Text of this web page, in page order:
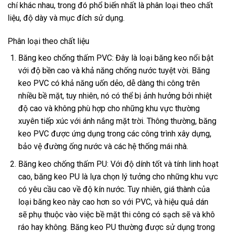
chí khác nhau, trong đó phổ biến nhất là phân loại theo chất
liệu, độ dày và mục đích sử dụng.
Phân loại theo chất liệu
Băng keo chống thấm PVC: Đây là loại băng keo nổi bật
với độ bền cao và khả năng chống nước tuyệt vời. Băng
keo PVC có khả năng uốn dẻo, dễ dàng thi công trên
nhiều bề mặt, tuy nhiên, nó có thể bị ảnh hưởng bởi nhiệt
độ cao và không phù hợp cho những khu vực thường
xuyên tiếp xúc với ánh nắng mặt trời. Thông thường, băng
keo PVC được ứng dụng trong các công trình xây dựng,
bảo vệ đường ống nước và các hệ thống mái nhà.
Băng keo chống thấm PU: Với độ dính tốt và tính linh hoạt
cao, băng keo PU là lựa chọn lý tưởng cho những khu vực
có yêu cầu cao về độ kín nước. Tuy nhiên, giá thành của
loại băng keo này cao hơn so với PVC, và hiệu quả dán
sẽ phụ thuộc vào việc bề mặt thi công có sạch sẽ và khô
ráo hay không. Băng keo PU thường được sử dụng trong